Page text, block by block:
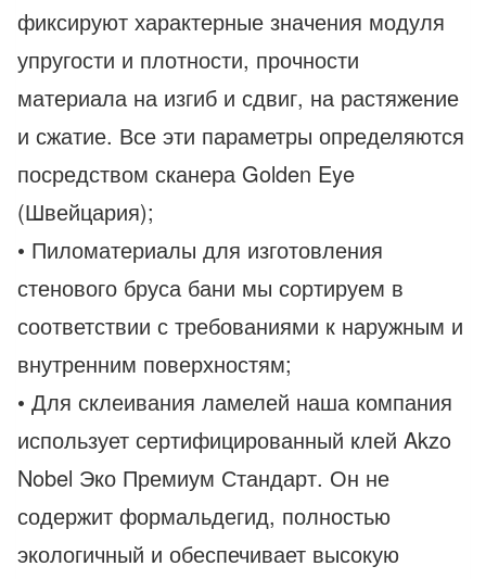
фиксируют характерные значения модуля
упругости и плотности, прочности
материала на изгиб и сдвиг, на растяжение
и сжатие. Все эти параметры определяются
посредством сканера Golden Eye
(Швейцария);
• Пиломатериалы для изготовления
стенового бруса бани мы сортируем в
соответствии с требованиями к наружным и
внутренним поверхностям;
• Для склеивания ламелей наша компания
использует сертифицированный клей Akzo
Nobel Эко Премиум Стандарт. Он не
содержит формальдегид, полностью
экологичный и обеспечивает высокую